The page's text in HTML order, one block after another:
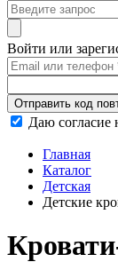
Войти или
Отправить код
Даю согласие
Главная
Каталог
Детская
Детские